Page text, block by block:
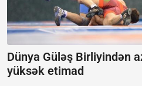
Dünya Güləş Birliyindən
yüksək etimad